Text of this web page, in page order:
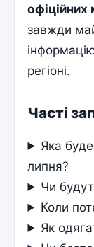
завжди
регіоні.
Часті
Яка
липня?
Чи
Коли
Як